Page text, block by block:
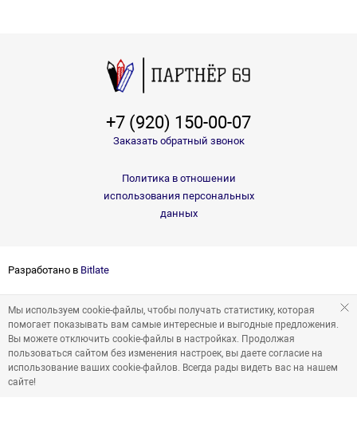
+7 (920) 150-00-07
Заказать обратный звонок
Политика в отношении
использования персональных
данных
Разработано в Bitlate
Мы используем cookie-файлы, чтобы получать статистику, которая
помогает показывать вам самые интересные и выгодные предложения.
Вы можете отключить cookie-файлы в настройках. Продолжая
пользоваться сайтом без изменения настроек, вы даете согласие на
использование ваших cookie-файлов. Всегда рады видеть вас на нашем
сайте!